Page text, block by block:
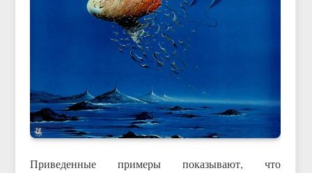
Приведенные примеры показывают, что